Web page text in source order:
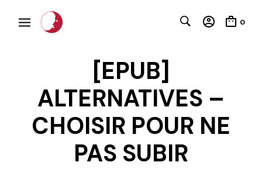
0
[EPUB]
ALTERNATIVES –
CHOISIR POUR NE
PAS SUBIR